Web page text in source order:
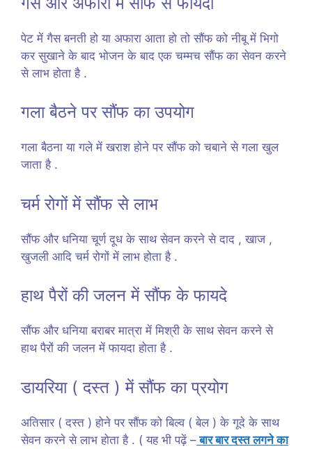
पेट में गैस बनती हो या अफारा आता हो तो सौंफ को नीबू में भिगो
कर सुखाने के बाद भोजन के बाद एक चम्मच सौंफ का सेवन करने
से लाभ होता है .
गला बैठने पर सौंफ का उपयोग
गला बैठना या गले में खराश होने पर सौंफ को चबाने से गला खुल
जाता है .
चर्म रोगों में सौंफ से लाभ
सौंफ और धनिया चूर्ण दूध के साथ सेवन करने से दाद , खाज ,
खुजली आदि चर्म रोगों में लाभ होता है .
हाथ पैरों की जलन में सौंफ के फायदे
सौंफ और धनिया बराबर मात्रा में मिश्री के साथ सेवन करने से
हाथ पैरों की जलन में फायदा होता है .
डायरिया ( दस्त ) में सौंफ का प्रयोग
अतिसार ( दस्त ) होने पर सौंफ को बिल्व ( बेल ) के गूदे के साथ
सेवन करने से लाभ होता है . ( यह भी पढ़ें –बार बार दस्त लगने का